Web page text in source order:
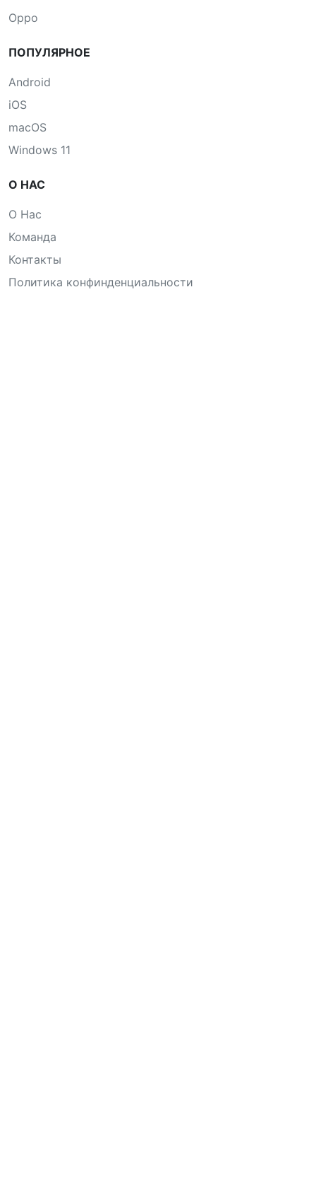
Oppo
ПОПУЛЯРНОЕ
Android
iOS
macOS
Windows 11
О НАС
О Нас
Команда
Контакты
Политика конфинденциальности